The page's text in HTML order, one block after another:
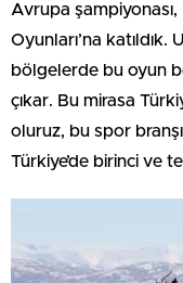
Avrupa şampiyonası,
Oyunları’na
bölgelerde bu oyun
çıkar. Bu mirasa
oluruz, bu spor
Türkiye’de birinci ve